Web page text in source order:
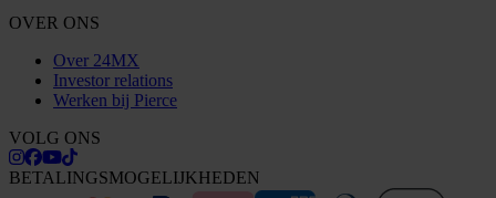
OVER ONS
Over 24MX
Investor relations
Werken bij Pierce
VOLG ONS
BETALINGSMOGELIJKHEDEN